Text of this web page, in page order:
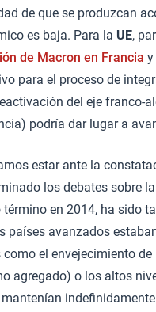
de que se produzcan
es baja. Para la UE,
de Macron en Francia y
para el proceso de
del eje franco-
podría dar lugar a
estar ante la
los debates sobre
en 2014, ha sido
países avanzados
el envejecimiento
agregado) o los altos